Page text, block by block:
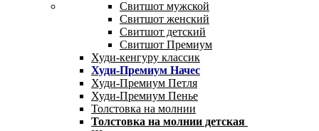
Свитшот мужской
Свитшот женский
Свитшот детский
Свитшот Премиум
Худи-кенгуру классик
Худи-Премиум Начес
Худи-Премиум Петля
Худи-Премиум Пенье
Толстовка на молнии
Толстовка на молнии детская